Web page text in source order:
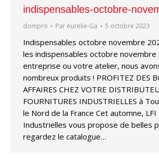
indispensables-octobre-
dompro ParAurelie-Ga 5 octobre 2023
Indispensables octobre novembre
les indispensables octobre
entreprise ou votre atelier, nous
nombreux produits ! PROFITEZ DES
AFFAIRES CHEZ VOTRE
FOURNITURES INDUSTRIELLES à
le Nord de la France Cet automne,
Industrielles vous propose de belles
regardez le catalogue…